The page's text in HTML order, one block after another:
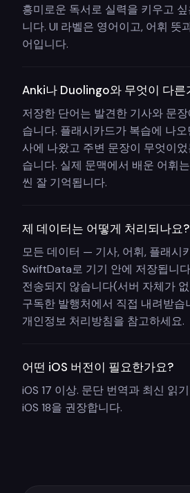
흥미로운 독서로 실력을 키우고
니다. UI 라벨은 영어이고, 어휘 뜻
어입니다.
Anki나 Duolingo와 무엇이 다른
저장한 단어는 발견한 기사와 문
습니다. 플래시카드가 복습에 나
사에 나왔고 주변 문장이 무엇이
습니다. 실제 문맥에서 배운 어휘
씬 잘 기억됩니다.
제 데이터는 어떻게 처리되나요?
모든 데이터 — 기사, 어휘, 플래시
SwiftData로 기기 안에 저장됩니
전송되지 않습니다(서버 자체가
구독한 발행처에서 직접 내려받습
개인정보 처리방침을 참고하세요.
어떤 iOS 버전이 필요한가요?
iOS 17 이상. 문단 번역과 최신 읽
iOS 18을 권장합니다.